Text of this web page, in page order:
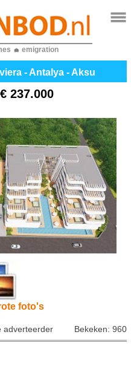
emigration
- Antalya - Aksu
€ 237.000
foto's
adverteerder Bekeken: 960